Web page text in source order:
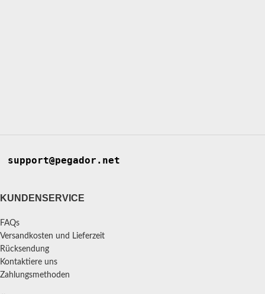
support@pegador.net
KUNDENSERVICE
FAQs
Versandkosten und Lieferzeit
Rücksendung
Kontaktiere uns
Zahlungsmethoden